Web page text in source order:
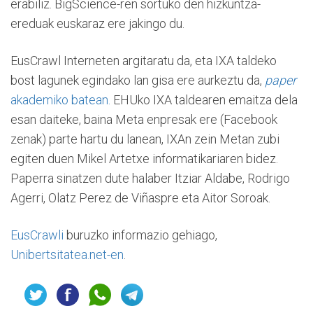
erabiliz. BigScience-ren sortuko den hizkuntza-
ereduak euskaraz ere jakingo du.
EusCrawl Interneten argitaratu da, eta IXA taldeko
bost lagunek egindako lan gisa ere aurkeztu da, paper
akademiko batean. EHUko IXA taldearen emaitza dela
esan daiteke, baina Meta enpresak ere (Facebook
zenak) parte hartu du lanean, IXAn zein Metan zubi
egiten duen Mikel Artetxe informatikariaren bidez.
Paperra sinatzen dute halaber Itziar Aldabe, Rodrigo
Agerri, Olatz Perez de Viñaspre eta Aitor Soroak.
EusCrawli buruzko informazio gehiago,
Unibertsitatea.net-en